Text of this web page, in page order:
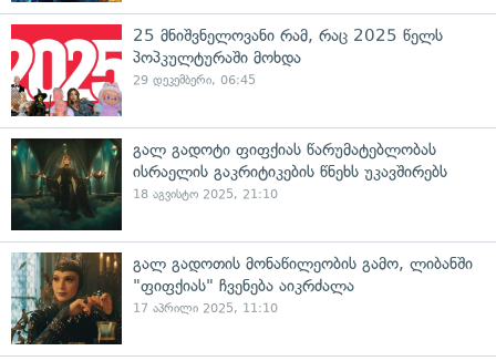
25 მნიშვნელოვანი რამ, რაც 2025 წელს
პოპკულტურაში მოხდა
29 დეკემბერი, 06:45
გალ გადოტი ფიფქიას წარუმატებლობას
ისრაელის გაკრიტიკების წნეხს უკავშირებს
18 აგვისტო 2025, 21:10
გალ გადოთის მონაწილეობის გამო, ლიბანში
"ფიფქიას" ჩვენება აიკრძალა
17 აპრილი 2025, 11:10